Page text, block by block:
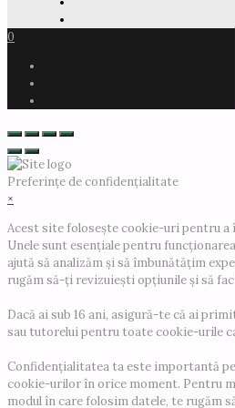
0
Preferințe de confidențialitate
×
Acest site folosește cookie-uri pentru a
Unele sunt esențiale pentru
ajută să analizăm și să îmbunătățim
rugăm să-ți revizuiești opțiunile și să
Dacă ai sub 16 ani, asigură-te că ai
sau tutorelui pentru toate cookie-urile
Confidențialitatea ta este importantă
cookie-urilor în orice moment. Pentru
modul în care folosim datele, te rugăm